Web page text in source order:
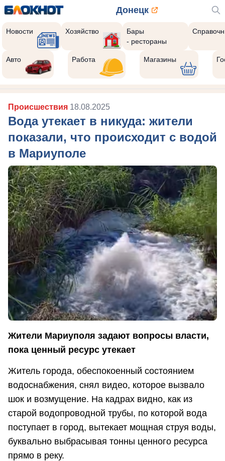
Донецк
Новости Хозяйство
Бары
- рестораны
Авто Работа Магазины
Происшествия 18.08.2025
Вода утекает в никуда: жители
показали, что происходит с водой
в Мариуполе
Жители Мариуполя задают вопросы власти,
пока ценный ресурс утекает
Житель города, обеспокоенный состоянием
водоснабжения, снял видео, которое вызвало
шок и возмущение. На кадрах видно, как из
старой водопроводной трубы, по которой вода
поступает в город, вытекает мощная струя воды,
буквально выбрасывая тонны ценного ресурса
прямо в реку.